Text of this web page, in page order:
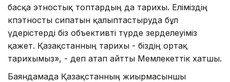
басқа этностық топтардың да та­ри­хы. Еліміздің
көпэтносты сипатын қалыптастыруда бұл
үдерістерді біз объективті түрде зерделеуіміз
қажет. Қазақстанның тарихы - біздің ортақ
тарихымыз», - деп атап айтты Мемлекеттік хатшы.
Баяндамада Қазақстанның жиыр­ма­сыншы